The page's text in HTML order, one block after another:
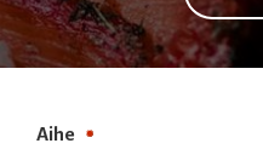
Aihe